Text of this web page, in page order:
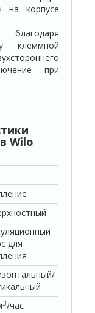
на корпусе
благодаря
клеммной
при
Wilo
для
З/час